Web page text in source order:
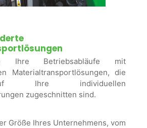
Ihre Betriebsabläufe mit
Materialtransportlösungen, die
Ihre individuellen
zugeschnitten sind.
Größe Ihres Unternehmens, vom